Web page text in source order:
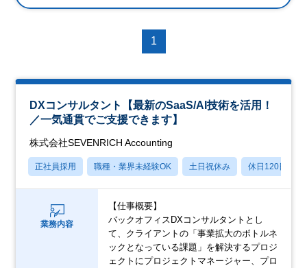
1
DXコンサルタント【最新のSaaS/AI技術を活用！
／一気通貫でご支援できます】
株式会社SEVENRICH Accounting
正社員採用 職種・業界未経験OK 土日祝休み 休日120日以上
業務内容
【仕事概要】
バックオフィスDXコンサルタントとし
て、クライアントの「事業拡大のボトルネ
ックとなっている課題」を解決するプロジ
ェクトにプロジェクトマネージャー、プロ